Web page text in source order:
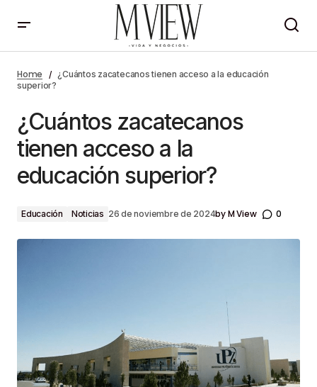
educación superior?
Home
¿Cuántos zacatecanos tienen acceso a la educación
superior?
¿Cuántos zacatecanos
tienen acceso a la
educación superior?
Educación Noticias 26 de noviembre de 2024byM View 0